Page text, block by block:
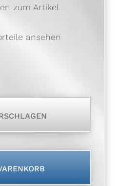
zum Artikel
ansehen